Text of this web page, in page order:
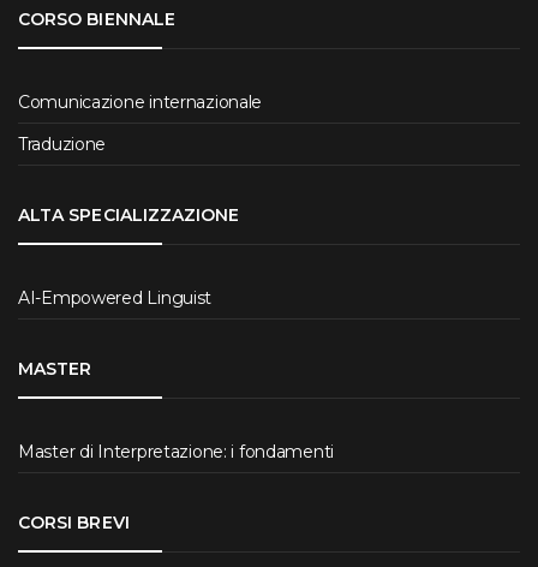
CORSO BIENNALE
Comunicazione internazionale
Traduzione
ALTA SPECIALIZZAZIONE
AI-Empowered Linguist
MASTER
Master di Interpretazione: i fondamenti
CORSI BREVI